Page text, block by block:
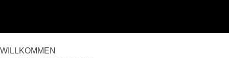
WILLKOMMEN